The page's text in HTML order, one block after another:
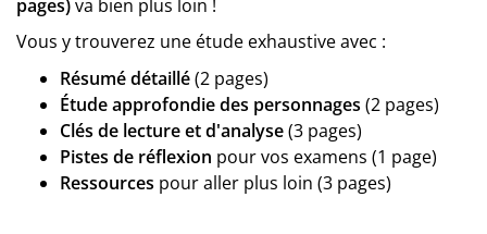
pages)va bien plus loin !
Vous y trouverez une étude exhaustive avec :
Résumé détaillé(2 pages)
Étude approfondie des personnages (2 pages)
Clés de lecture et d'analyse(3 pages)
Pistes de réflexion pour vos examens (1 page)
Ressources pour aller plus loin (3 pages)